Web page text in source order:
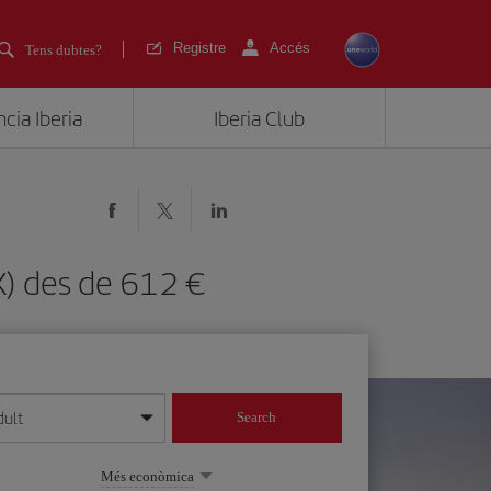
Tens dubtes? Registre Accés
Iberia Iberia Club
des de 612
mes/any
Search
Més econòmica